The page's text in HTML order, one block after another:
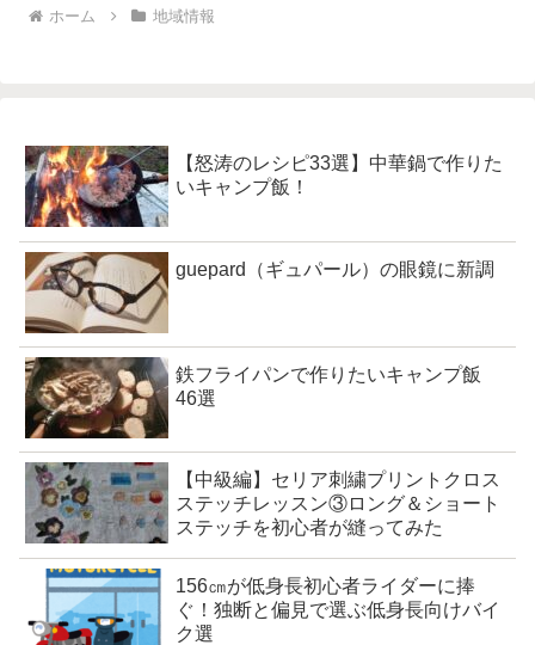
ホーム 地域情報
【怒涛のレシピ33選】中華鍋で作りた
いキャンプ飯！
guepard（ギュパール）の眼鏡に新調
鉄フライパンで作りたいキャンプ飯
46選
【中級編】セリア刺繍プリントクロス
ステッチレッスン③ロング＆ショート
ステッチを初心者が縫ってみた
156㎝が低身長初心者ライダーに捧
ぐ！独断と偏見で選ぶ低身長向けバイ
ク選